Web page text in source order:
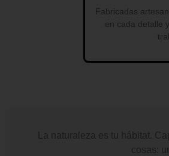
Fabricadas
en cada detalle
La naturaleza es tu hábitat.
cosas: